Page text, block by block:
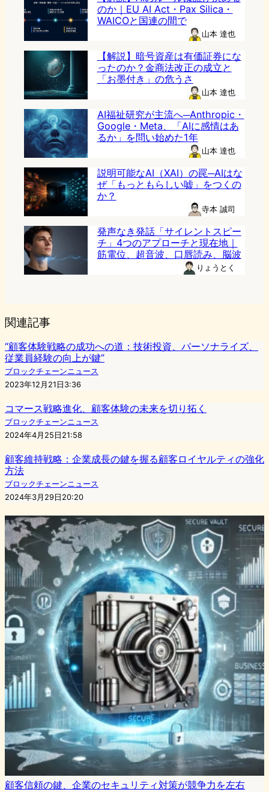
のか｜EU AI Act・Pax Silica・
WAICOと国連の間で
山本 達也
【解説】暗号資産は有価証券にな
ったのか？金商法改正の成立と
「お墨付き」の危うさ
山本 達也
AI福祉研究が主流へ─Anthropic・
Google・Meta、「AIに感情はあ
るか」を問い始めた1年
山本 達也
説明可能なAI（XAI）の罠─AIはな
ぜ「もっともらしい嘘」をつくの
か？
寺本 誠司
発声なき発話「サイレントスピー
チ」4つのアプローチと現在地｜
筋電位、超音波、口唇読み、脳波
りょうとく
関連記事
“顧客体験戦略の成功への道：技術投資、パーソナライズ、
従業員経験の向上が鍵”
ブロックチェーンニュース
2023年12月21日3:36
コマース戦略進化、顧客体験の未来を切り拓く
ブロックチェーンニュース
2024年4月25日21:58
顧客維持戦略：企業成長の鍵を握る顧客ロイヤルティの強化
方法
ブロックチェーンニュース
2024年3月29日20:20
顧客信頼の鍵、企業のセキュリティ対策が競争力を左右